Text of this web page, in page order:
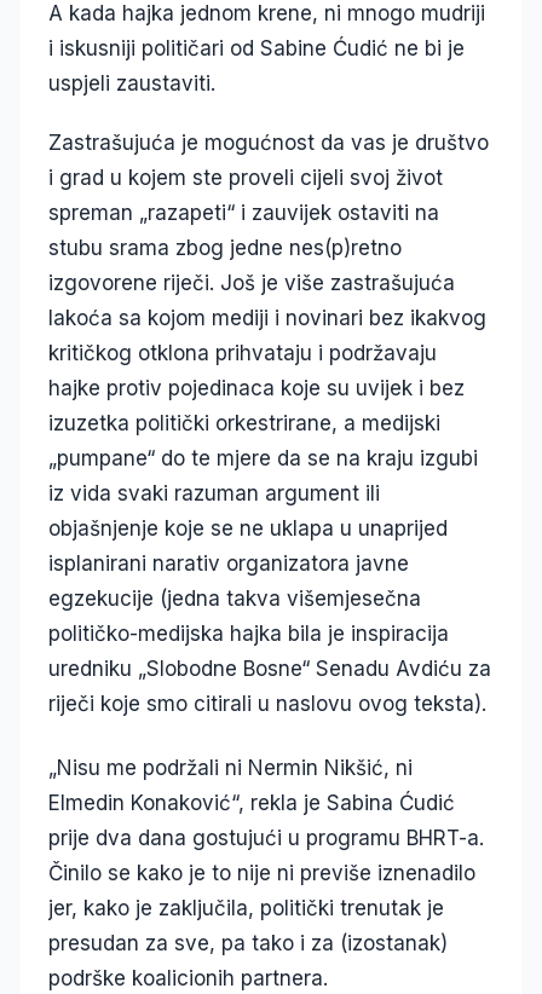
A kada hajka jednom krene, ni mnogo mudriji
i iskusniji političari od Sabine Ćudić ne bi je
uspjeli zaustaviti.
Zastrašujuća je mogućnost da vas je društvo
i grad u kojem ste proveli cijeli svoj život
spreman „razapeti“ i zauvijek ostaviti na
stubu srama zbog jedne nes(p)retno
izgovorene riječi. Još je više zastrašujuća
lakoća sa kojom mediji i novinari bez ikakvog
kritičkog otklona prihvataju i podržavaju
hajke protiv pojedinaca koje su uvijek i bez
izuzetka politički orkestrirane, a medijski
„pumpane“ do te mjere da se na kraju izgubi
iz vida svaki razuman argument ili
objašnjenje koje se ne uklapa u unaprijed
isplanirani narativ organizatora javne
egzekucije (jedna takva višemjesečna
političko-medijska hajka bila je inspiracija
uredniku „Slobodne Bosne“ Senadu Avdiću za
riječi koje smo citirali u naslovu ovog teksta).
„Nisu me podržali ni Nermin Nikšić, ni
Elmedin Konaković“, rekla je Sabina Ćudić
prije dva dana gostujući u programu BHRT-a.
Činilo se kako je to nije ni previše iznenadilo
jer, kako je zaključila, politički trenutak je
presudan za sve, pa tako i za (izostanak)
podrške koalicionih partnera.